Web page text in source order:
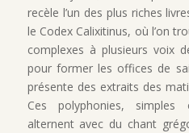
recèle l’un des plus riches
le Codex Calixitinus, où l’on
complexes à plusieurs voix
pour former les offices de
présente des extraits des
Ces polyphonies, simples
alternent avec du chant